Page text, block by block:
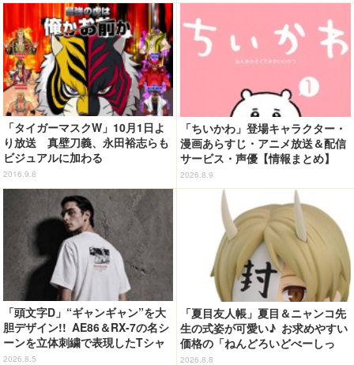
「タイガーマスクW」10月1日よ
り放送 真壁刀義、永田裕志らも
ビジュアルに加わる
2016.9.8
「ちいかわ」登場キャラクター・
漫画あらすじ・アニメ放送＆配信
サービス・声優【情報まとめ】
2026.8.9
「頭文字D」“ギャンギャン”を大
胆デザイン!! AE86＆RX-7の名シ
ーンを立体刺繍で表現したTシャ
ツ登場
2026.8.5
「夏目友人帳」夏目＆ニャンコ先
生の式姿が可愛い♪ お求めやすい
価格の「ねんどろいどべーしっ
く」から登場！ ちんまい二人が
2026.8.8